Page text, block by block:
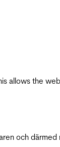
allows the
och